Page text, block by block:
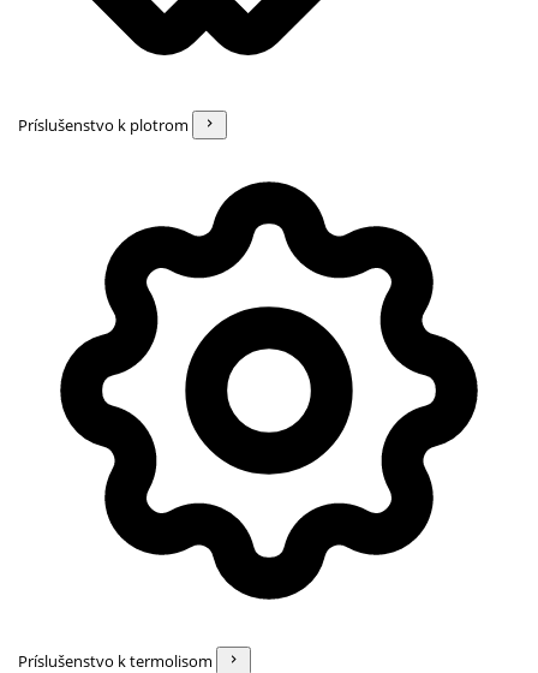
Príslušenstvo k plotrom
Príslušenstvo k termolisom